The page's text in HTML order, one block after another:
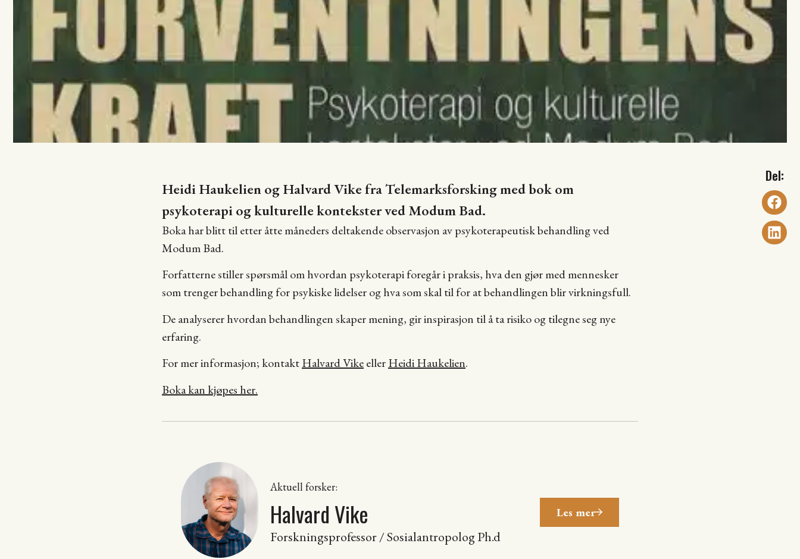
Heidi Haukelien og Halvard Vike fra Telemarksforsking med bok om
psykoterapi og kulturelle kontekster ved Modum Bad.
Boka har blitt til etter åtte måneders deltakende observasjon av psykoterapeutisk behandling ved
Modum Bad.
Forfatterne stiller spørsmål om hvordan psykoterapi foregår i praksis, hva den gjør med mennesker
som trenger behandling for psykiske lidelser og hva som skal til for at behandlingen blir virkningsfull.
De analyserer hvordan behandlingen skaper mening, gir inspirasjon til å ta risiko og tilegne seg nye
erfaring.
For mer informasjon; kontaktHalvard VikeellerHeidi Haukelien.
Boka kan kjøpes her.
Aktuell forsker:
Halvard Vike
Forskningsprofessor / Sosialantropolog Ph.d
Les mer